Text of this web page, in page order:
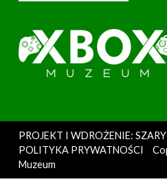
PROJEKT I WDROŻENIE:
POLITYKA PRYWATNOŚCI
Muzeum